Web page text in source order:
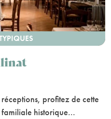
profitez de cette
historique...